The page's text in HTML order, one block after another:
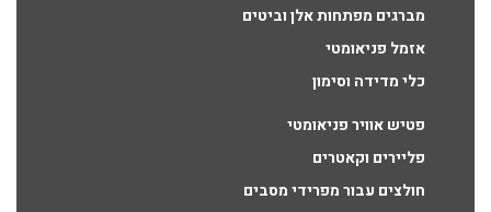
מברגים מפתחות אלן וביטים
אזמל פניאומטי
כלי מדידה וסימון
פטיש אוויר פניאומטי
פליירים וקאטרים
חולצים עבור מפרידי מסבים